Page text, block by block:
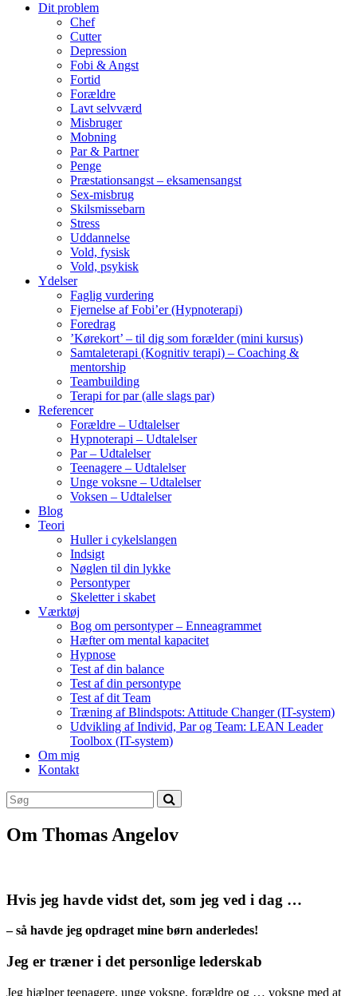
Dit problem
Chef
Cutter
Depression
Fobi & Angst
Fortid
Forældre
Lavt selvværd
Misbruger
Mobning
Par & Partner
Penge
Præstationsangst – eksamensangst
Sex-misbrug
Skilsmissebarn
Stress
Uddannelse
Vold, fysisk
Vold, psykisk
Ydelser
Faglig vurdering
Fjernelse af Fobi’er (Hypnoterapi)
Foredrag
’Kørekort’ – til dig som forælder (mini kursus)
Samtaleterapi (Kognitiv terapi) – Coaching &
mentorship
Teambuilding
Terapi for par (alle slags par)
Referencer
Forældre – Udtalelser
Hypnoterapi – Udtalelser
Par – Udtalelser
Teenagere – Udtalelser
Unge voksne – Udtalelser
Voksen – Udtalelser
Blog
Teori
Huller i cykelslangen
Indsigt
Nøglen til din lykke
Persontyper
Skeletter i skabet
Værktøj
Bog om persontyper – Enneagrammet
Hæfter om mental kapacitet
Hypnose
Test af din balance
Test af din persontype
Test af dit Team
Træning af Blindspots: Attitude Changer (IT-system)
Udvikling af Individ, Par og Team: LEAN Leader
Toolbox (IT-system)
Om mig
Kontakt
Om Thomas Angelov
Hvis jeg havde vidst det, som jeg ved i dag …
– så havde jeg opdraget mine børn anderledes!
Jeg er træner i det personlige lederskab
Jeg hjælper teenagere, unge voksne, forældre og … voksne med at